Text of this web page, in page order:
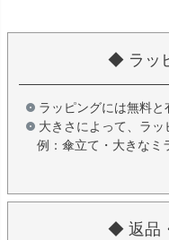
◆ ラッ
ラッピングには無料と
大きさによって、ラッ
例：傘立て・大きなミ
◆ 返品